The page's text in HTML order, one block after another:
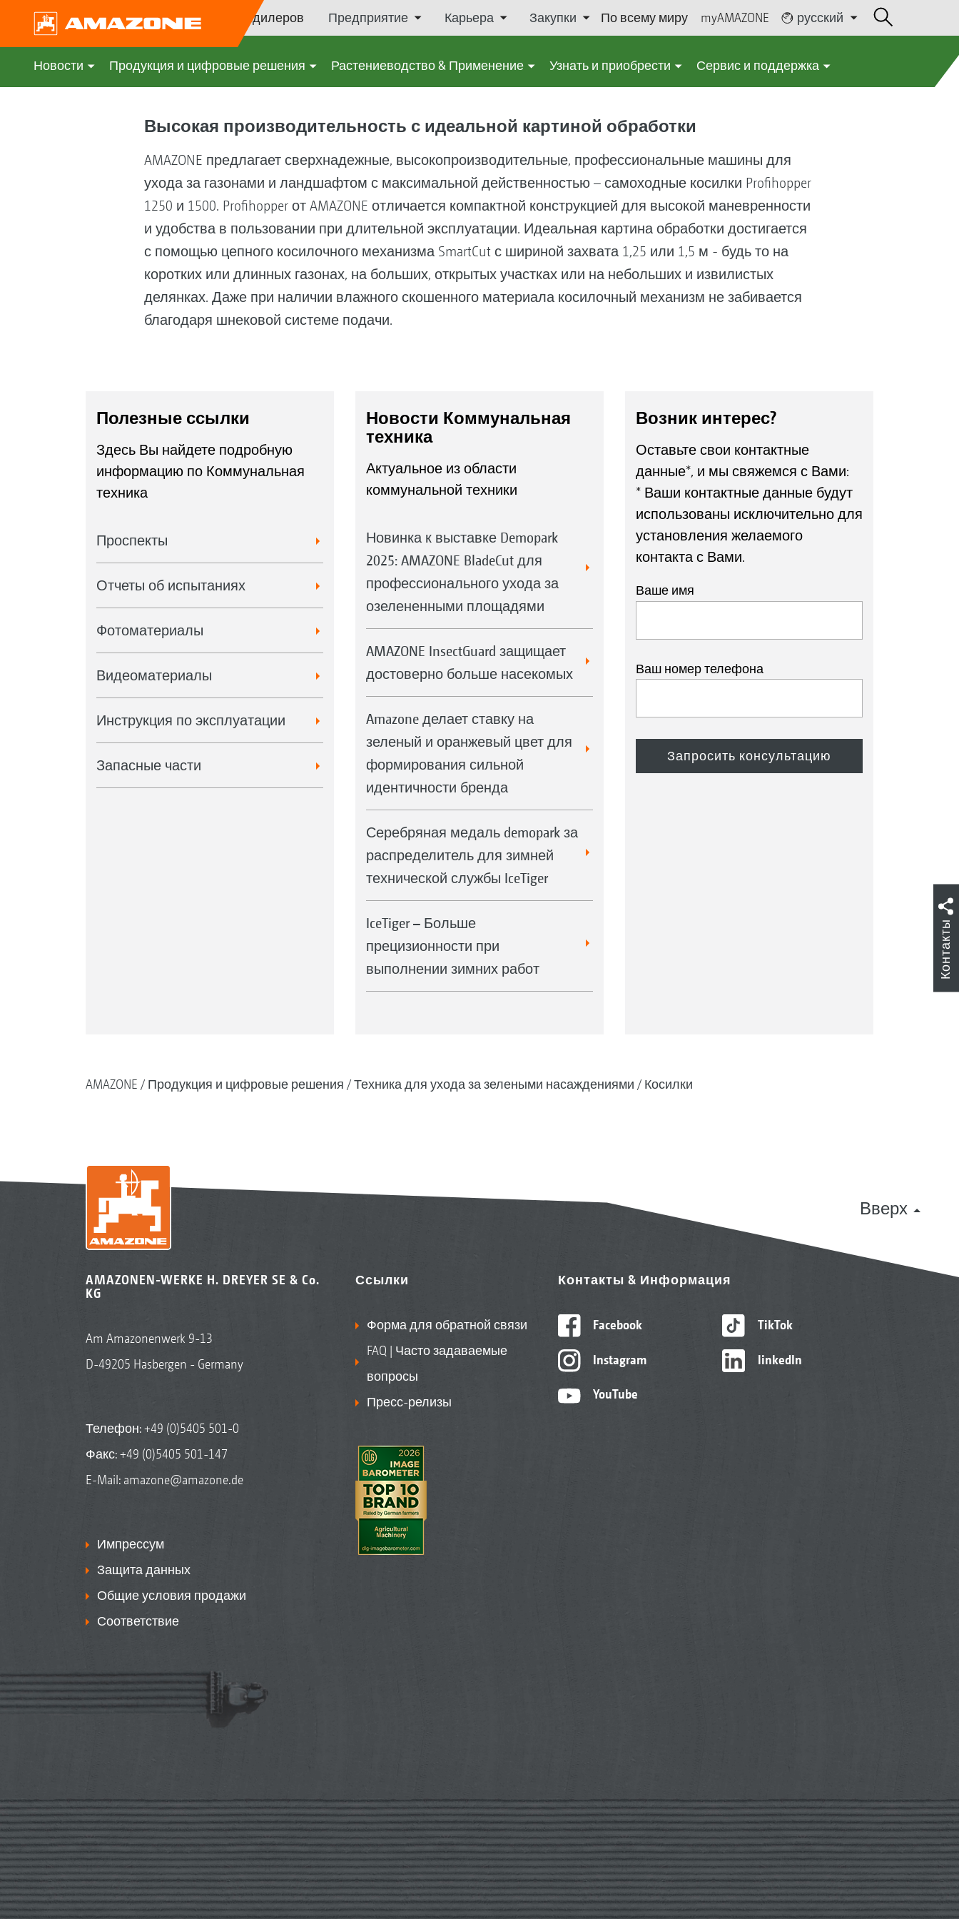
Поиск дилеров Предприятие Карьера Закупки По всему миру myAMAZONE русский
Новости Продукция и цифровые решения Растениеводство & Применение Узнать и приобрести Сервис и поддержка
Высокая производительность с идеальной картиной обработки
AMAZONE предлагает сверхнадежные, высокопроизводительные, профессиональные машины для
ухода за газонами и ландшафтом с максимальной действенностью – самоходные косилки Profihopper
1250 и 1500. Profihopper от AMAZONE отличается компактной конструкцией для высокой маневренности
и удобства в пользовании при длительной эксплуатации. Идеальная картина обработки достигается
с помощью цепного косилочного механизма SmartCut с шириной захвата 1,25 или 1,5 м - будь то на
коротких или длинных газонах, на больших, открытых участках или на небольших и извилистых
делянках. Даже при наличии влажного скошенного материала косилочный механизм не забивается
благодаря шнековой системе подачи.
Полезные ссылки
Здесь Вы найдете подробную
информацию по Коммунальная
техника
Проспекты
Отчеты об испытаниях
Фотоматериалы
Видеоматериалы
Инструкция по эксплуатации
Запасные части
Новости Коммунальная
техника
Актуальное из области
коммунальной техники
Новинка к выставке Demopark
2025: AMAZONE BladeCut для
профессионального ухода за
озелененными площадями
AMAZONE InsectGuard защищает
достоверно больше насекомых
Amazone делает ставку на
зеленый и оранжевый цвет для
формирования сильной
идентичности бренда
Серебряная медаль demopark за
распределитель для зимней
технической службы IceTiger
IceTiger – Больше
прецизионности при
выполнении зимних работ
Возник интерес?
Оставьте свои контактные
данные*, и мы свяжемся с Вами:
* Ваши контактные данные будут
использованы исключительно для
установления желаемого
контакта с Вами.
Ваше имя
Ваш номер телефона
AMAZONE Продукция и цифровые решения Техника для ухода за зелеными насаждениями Косилки
Вверх
AMAZONEN-WERKE H. DREYER SE & Co.
KG
Am Amazonenwerk 9-13
D-49205 Hasbergen - Germany
Телефон:+49 (0)5405 501-0
Факс: +49 (0)5405 501-147
E-Mail: amazone@amazone.de
Импрессум
Защита данных
Общие условия продажи
Соответствие
Ссылки
Форма для обратной связи
FAQ | Часто задаваемые
вопросы
Пресс-релизы
Контакты & Информация
Facebook
Instagram
YouTube
TikTok
linkedIn
Контакты